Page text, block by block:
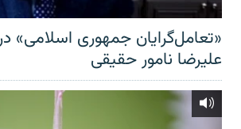
«تعامل‌گرایان جمهوری اسلامی»
علیرضا نامور حقیقی